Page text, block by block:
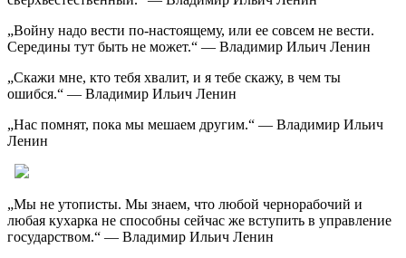
„Войну надо вести по-настоящему, или ее совсем не вести.
Середины тут быть не может.“ — Владимир Ильич Ленин
„Скажи мне, кто тебя хвалит, и я тебе скажу, в чем ты
ошибся.“ — Владимир Ильич Ленин
„Нас помнят, пока мы мешаем другим.“ — Владимир Ильич
Ленин
„Мы не утописты. Мы знаем, что любой чернорабочий и
любая кухарка не способны сейчас же вступить в управление
государством.“ — Владимир Ильич Ленин